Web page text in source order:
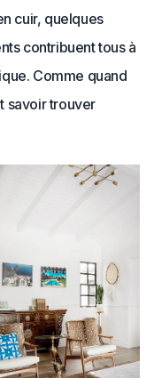
cuir, quelques
contribuent tous à
Comme quand
savoir trouver